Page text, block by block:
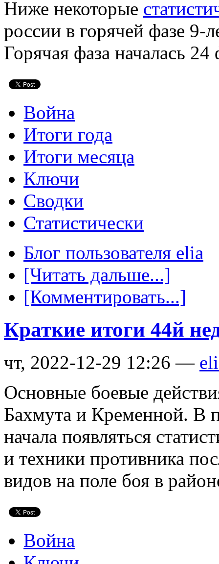
Ниже некоторые
россии в горячей фазе
Горячая фаза началась
Война
Итоги года
Итоги месяца
Ключи
Сводки
Статистически
Блог пользователя elia
[Читать дальше...]
[Комментировать...]
Краткие итоги 44й
чт, 2022-12-29 12:26 —
Основные боевые
Бахмута и Кременной. В
начала появляться
и техники противника
видов на поле боя в
Война